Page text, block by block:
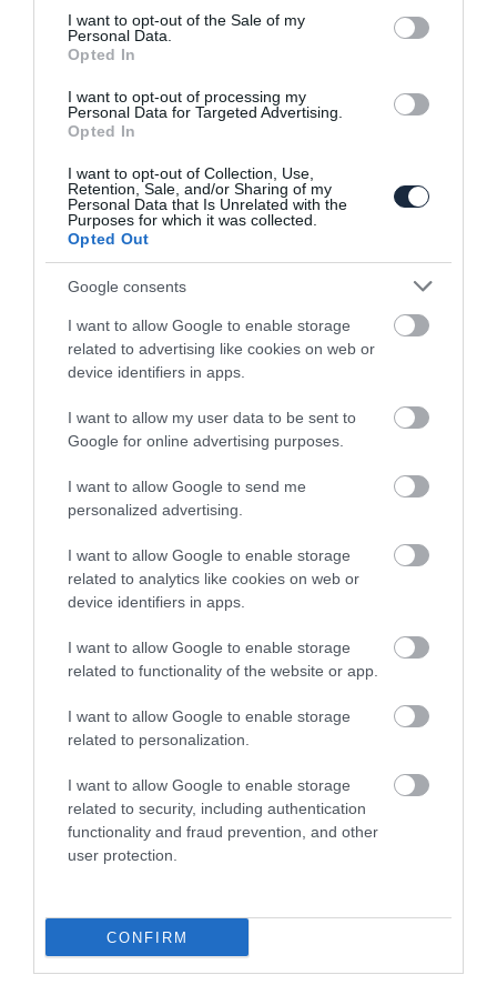
consent section.
I want to opt-out of the Sale of my
Personal Data.
Opted In
I want to opt-out of processing my
Personal Data for Targeted Advertising.
Opted In
I want to opt-out of Collection, Use,
Retention, Sale, and/or Sharing of my
Personal Data that Is Unrelated with the
Purposes for which it was collected.
Opted Out
Google consents
I want to allow Google to enable storage
related to advertising like cookies on web or
device identifiers in apps.
I want to allow my user data to be sent to
Google for online advertising purposes.
I want to allow Google to send me
personalized advertising.
I want to allow Google to enable storage
related to analytics like cookies on web or
device identifiers in apps.
I want to allow Google to enable storage
related to functionality of the website or app.
I want to allow Google to enable storage
related to personalization.
I want to allow Google to enable storage
related to security, including authentication
functionality and fraud prevention, and other
user protection.
CONFIRM
Európában a…
rosszul a Hyundai
Megint egy SUV-al bővít a Hyundai
digitálisról a Hyundai